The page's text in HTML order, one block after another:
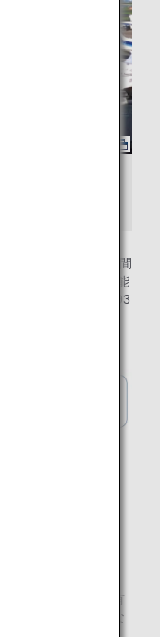
1便あたりの自走時間
排出量の削減が可能
に置き換えると 約93
ない！お
も。
機からトーイング・
ため、誘導路を占有
行を妨げることがな